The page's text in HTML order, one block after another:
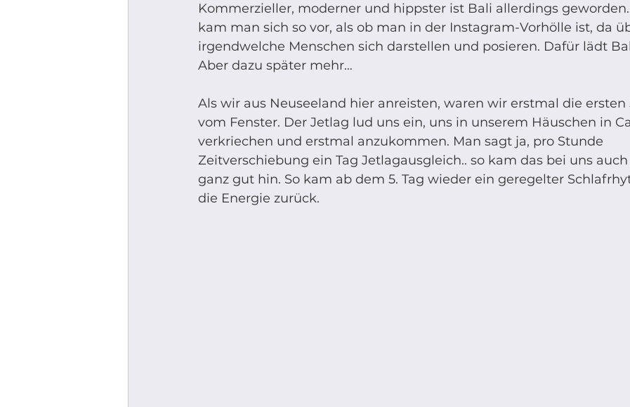
Kommerzieller, moderner und hippster ist Bali allerdings
kam man sich so vor, als ob man in der Instagram-Vorhölle ist, da
irgendwelche Menschen sich darstellen und posieren. Dafür lädt
Aber dazu später mehr…
Als wir aus Neuseeland hier anreisten, waren wir erstmal die ersten
vom Fenster. Der Jetlag lud uns ein, uns in unserem Häuschen in
verkriechen und erstmal anzukommen. Man sagt ja, pro Stunde
Zeitverschiebung ein Tag Jetlagausgleich.. so kam das bei uns
ganz gut hin. So kam ab dem 5. Tag wieder ein geregelter
die Energie zurück.